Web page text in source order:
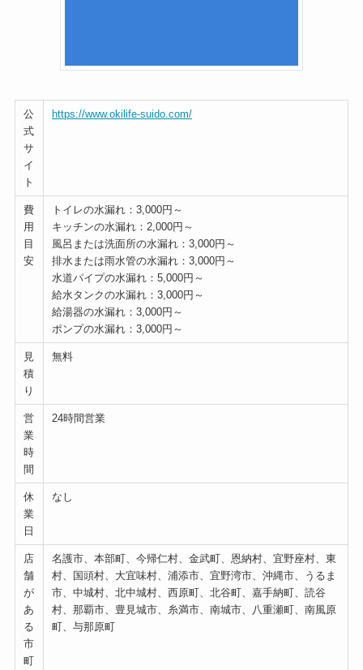
公
式
サ
イ
ト
https://www.okilife-suido.com/
費
用
目
安
トイレの水漏れ：3,000円～
キッチンの水漏れ：2,000円～
風呂または洗面所の水漏れ：3,000円～
排水または雨水管の水漏れ：3,000円～
水道パイプの水漏れ：5,000円～
給水タンクの水漏れ：3,000円～
給湯器の水漏れ：3,000円～
ポンプの水漏れ：3,000円～
見
積
り
無料
営
業
時
間
24時間営業
休
業
日
なし
店
舗
が
あ
る
市
町
名護市、本部町、今帰仁村、金武町、恩納村、宜野座村、東
村、国頭村、大宜味村、浦添市、宜野湾市、沖縄市、うるま
市、中城村、北中城村、西原町、北谷町、嘉手納町、読谷
村、那覇市、豊見城市、糸満市、南城市、八重瀬町、南風原
町、与那原町